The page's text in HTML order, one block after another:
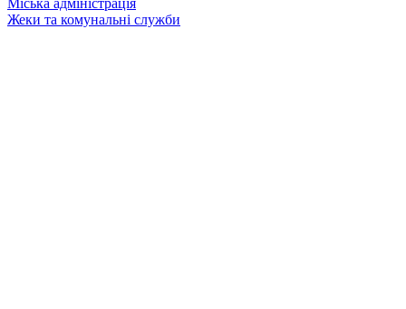
Міська адміністрація
Жеки та комунальні служби